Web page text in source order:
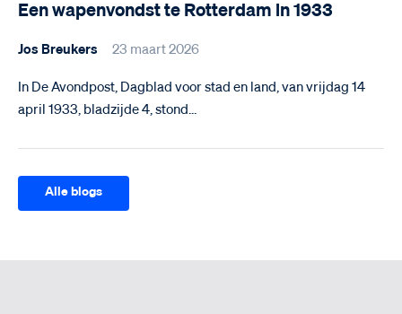
Een wapenvondst te Rotterdam in 1933
Jos Breukers 23 maart 2026
In De Avondpost, Dagblad voor stad en land, van vrijdag 14
april 1933, bladzijde 4, stond…
Alle blogs